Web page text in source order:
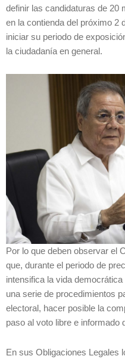
definir las candidaturas de 20
en la contienda del próximo 2
iniciar su periodo de
la ciudadanía en general.
Por lo que deben observar el
que, durante el periodo de
intensifica la vida
una serie de procedimientos
electoral, hacer posible la
paso al voto libre e informado
En sus Obligaciones Legales